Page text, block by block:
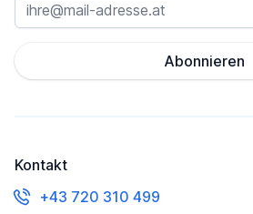
Abonnieren
Kontakt
+43 720 310 499